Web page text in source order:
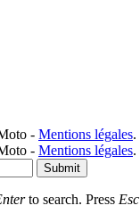
- Mentions légales.
- Mentions légales.
Submit
to search. Press Esc